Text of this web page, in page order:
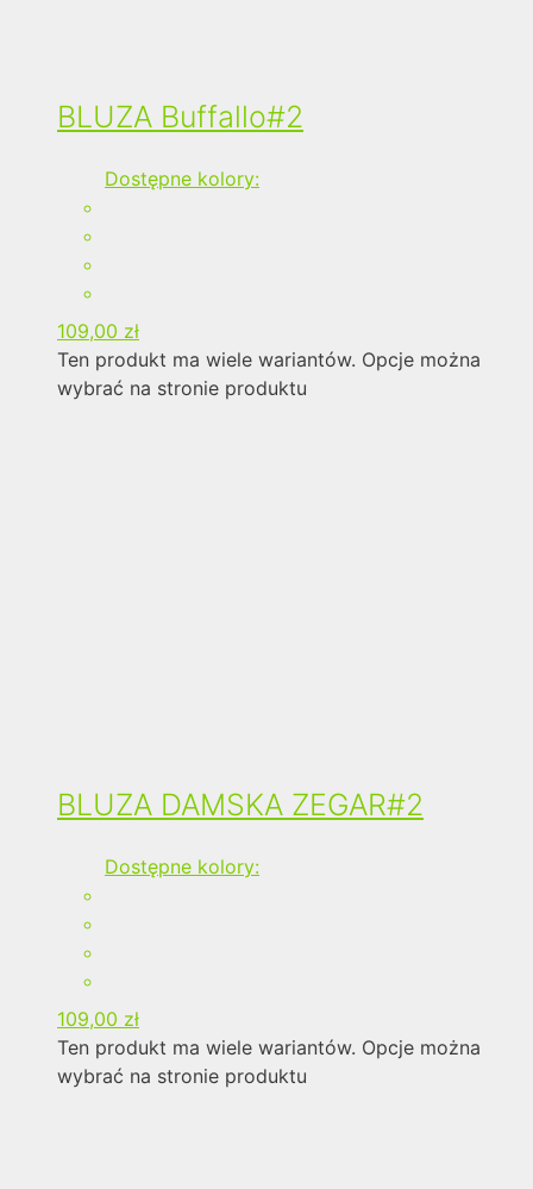
BLUZA Buffallo#2
Dostępne kolory:
109,00 zł
Ten produkt ma wiele wariantów. Opcje można
wybrać na stronie produktu
BLUZA DAMSKA ZEGAR#2
Dostępne kolory:
109,00 zł
Ten produkt ma wiele wariantów. Opcje można
wybrać na stronie produktu